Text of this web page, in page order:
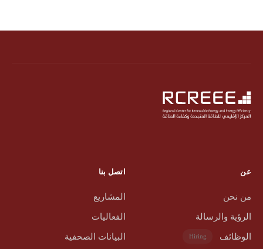
عن
من نحن
الرؤية والرسالة
الوظائف Hiring
اتصل بنا
المشاريع
الفعاليات
البيانات الصحفية